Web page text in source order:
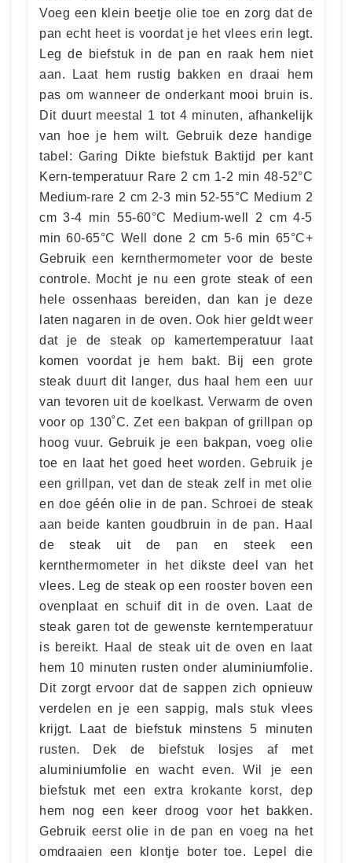
Voeg een klein beetje olie toe en zorg dat de
pan echt heet is voordat je het vlees erin legt.
Leg de biefstuk in de pan en raak hem niet
aan. Laat hem rustig bakken en draai hem
pas om wanneer de onderkant mooi bruin is.
Dit duurt meestal 1 tot 4 minuten, afhankelijk
van hoe je hem wilt. Gebruik deze handige
tabel: Garing Dikte biefstuk Baktijd per kant
Kern-temperatuur Rare 2 cm 1-2 min 48-52°C
Medium-rare 2 cm 2-3 min 52-55°C Medium 2
cm 3-4 min 55-60°C Medium-well 2 cm 4-5
min 60-65°C Well done 2 cm 5-6 min 65°C+
Gebruik een kernthermometer voor de beste
controle. Mocht je nu een grote steak of een
hele ossenhaas bereiden, dan kan je deze
laten nagaren in de oven. Ook hier geldt weer
dat je de steak op kamertemperatuur laat
komen voordat je hem bakt. Bij een grote
steak duurt dit langer, dus haal hem een uur
van tevoren uit de koelkast. Verwarm de oven
voor op 130˚C. Zet een bakpan of grillpan op
hoog vuur. Gebruik je een bakpan, voeg olie
toe en laat het goed heet worden. Gebruik je
een grillpan, vet dan de steak zelf in met olie
en doe géén olie in de pan. Schroei de steak
aan beide kanten goudbruin in de pan. Haal
de steak uit de pan en steek een
kernthermometer in het dikste deel van het
vlees. Leg de steak op een rooster boven een
ovenplaat en schuif dit in de oven. Laat de
steak garen tot de gewenste kerntemperatuur
is bereikt. Haal de steak uit de oven en laat
hem 10 minuten rusten onder aluminiumfolie.
Dit zorgt ervoor dat de sappen zich opnieuw
verdelen en je een sappig, mals stuk vlees
krijgt. Laat de biefstuk minstens 5 minuten
rusten. Dek de biefstuk losjes af met
aluminiumfolie en wacht even. Wil je een
biefstuk met een extra krokante korst, dep
hem nog een keer droog voor het bakken.
Gebruik eerst olie in de pan en voeg na het
omdraaien een klontje boter toe. Lepel die